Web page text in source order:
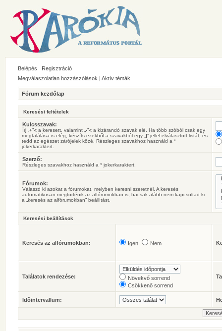
Belépés
Regisztráció
Megválaszolatlan hozzászólások | Aktív témák
Fórum kezdőlap
Keresési feltételek
Kulcsszavak:
Írj „ +”-t a keresett, valamint „ -”-t a kizárandó szavak elé. Ha több szóból csak egy
megtalálása is elég, készíts ezekből a szavakból egy „ |” jellel elválasztott listát, és
tedd az egészet zárójelek közé. Részleges szavakhoz használd a *
jokerkaraktert.
Szerző:
Részleges szavakhoz használd a * jokerkaraktert.
Fórumok:
Válaszd ki azokat a fórumokat, melyben keresni szeretnél. A keresés
automatikusan megtörténik az alfórumokban is, hacsak alább nem kapcsoltad ki
a „keresés az alfórumokban” beállítást.
Keresési beállítások
Keresés az alfórumokban: Igen Nem
Találatok rendezése:
Növekvő sorrend
Csökkenő sorrend
Időintervallum: